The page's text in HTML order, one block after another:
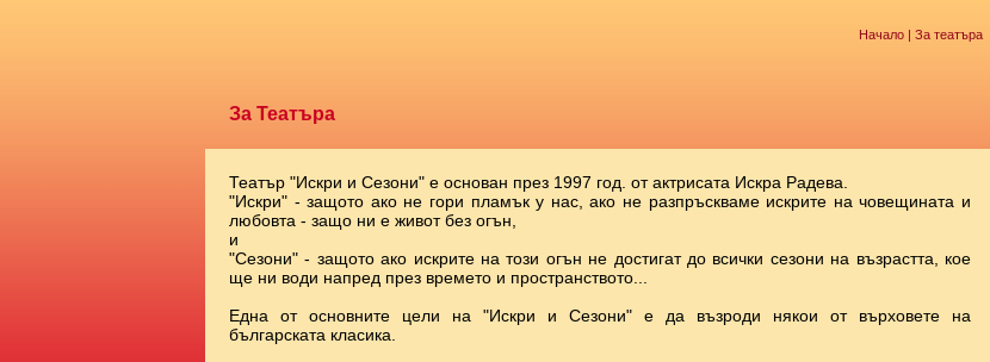
Начало | За театъра
За Театъра
Театър "Искри и Сезони" е основан през 1997 год. от актрисата Искра Радева.
"Искри" - защото ако не гори пламък у нас, ако не разпръскваме искрите на човещината и
любовта - защо ни е живот без огън,
и
"Сезони" - защото ако искрите на този огън не достигат до всички сезони на възрастта, кое
ще ни води напред през времето и пространството...
Една от основните цели на "Искри и Сезони" е да възроди някои от върховете на
българската класика.